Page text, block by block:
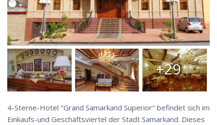
+29
4-Sterne-Hotel "Grand Samarkand Superior" befindet sich im
Einkaufs-und Geschäftsviertel der Stadt Samarkand. Dieses